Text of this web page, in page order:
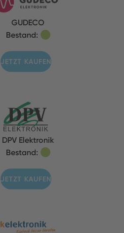
GUDECO
Bestand:
JETZT KAUFEN
DPV Elektronik
Bestand:
JETZT KAUFEN